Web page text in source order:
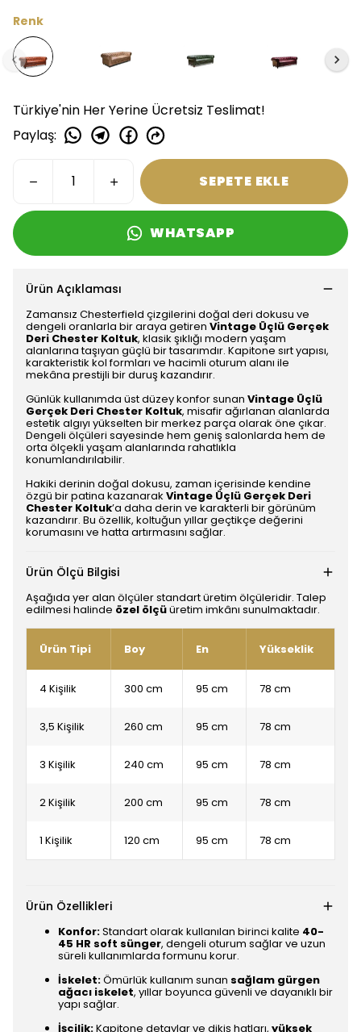
Renk
Türkiye'nin Her Yerine Ücretsiz Teslimat!
Paylaş:
SEPETE EKLE
WHATSAPP
Ürün Açıklaması
Zamansız Chesterfield çizgilerini doğal deri dokusu ve
dengeli oranlarla bir araya getiren Vintage Üçlü Gerçek
Deri Chester Koltuk, klasik şıklığı modern yaşam
alanlarına taşıyan güçlü bir tasarımdır. Kapitone sırt yapısı,
karakteristik kol formları ve hacimli oturum alanı ile
mekâna prestijli bir duruş kazandırır.
Günlük kullanımda üst düzey konfor sunan Vintage Üçlü
Gerçek Deri Chester Koltuk, misafir ağırlanan alanlarda
estetik algıyı yükselten bir merkez parça olarak öne çıkar.
Dengeli ölçüleri sayesinde hem geniş salonlarda hem de
orta ölçekli yaşam alanlarında rahatlıkla
konumlandırılabilir.
Hakiki derinin doğal dokusu, zaman içerisinde kendine
özgü bir patina kazanarak Vintage Üçlü Gerçek Deri
Chester Koltuk’a daha derin ve karakterli bir görünüm
kazandırır. Bu özellik, koltuğun yıllar geçtikçe değerini
korumasını ve hatta artırmasını sağlar.
Ürün Ölçü Bilgisi
Aşağıda yer alan ölçüler standart üretim ölçüleridir. Talep
edilmesi halinde özel ölçüüretim imkânı sunulmaktadır.
Ürün Tipi Boy En Yükseklik
4 Kişilik 300 cm 95 cm 78 cm
3,5 Kişilik 260 cm 95 cm 78 cm
3 Kişilik 240 cm 95 cm 78 cm
2 Kişilik 200 cm 95 cm 78 cm
1 Kişilik 120 cm 95 cm 78 cm
Ürün Özellikleri
Konfor:Standart olarak kullanılan birinci kalite 40-
45 HR soft sünger, dengeli oturum sağlar ve uzun
süreli kullanımlarda formunu korur.
İskelet:Ömürlük kullanım sunan sağlam gürgen
ağacı iskelet, yıllar boyunca güvenli ve dayanıklı bir
yapı sağlar.
İşçilik:Kapitone detaylar ve dikiş hatları, yüksek